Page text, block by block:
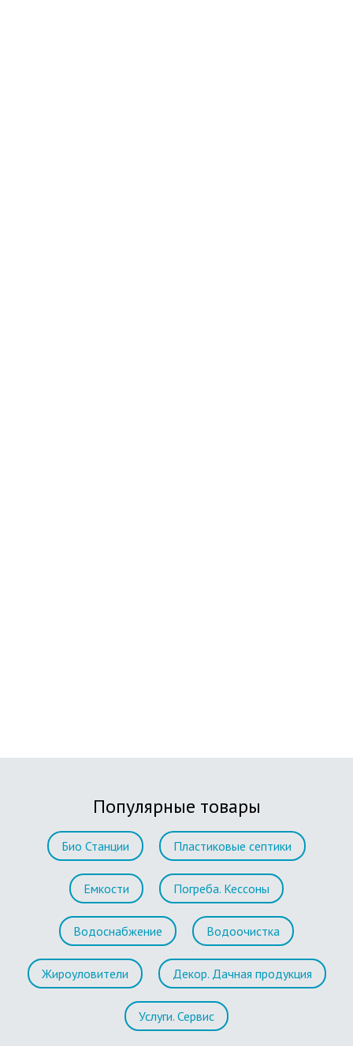
Популярные товары
Био Станции Пластиковые септики
Емкости Погреба. Кессоны
Водоснабжение Водоочистка
Жироуловители Декор. Дачная продукция
Услуги. Сервис